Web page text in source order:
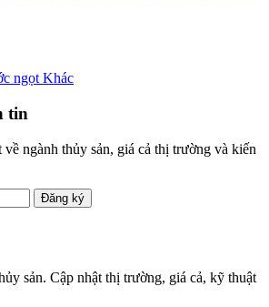
ngọt Khác
tin
ngành thủy sản, giá cả thị trường và kiến
Đăng ký
sản. Cập nhật thị trường, giá cả, kỹ thuật